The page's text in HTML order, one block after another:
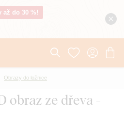
až do 30 %!
Obrazy do ložnice
obraz ze dřeva -